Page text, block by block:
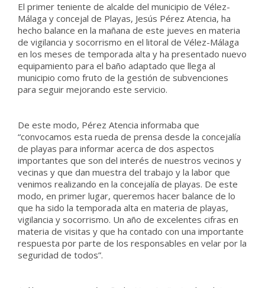
El primer teniente de alcalde del municipio de Vélez-
Málaga y concejal de Playas, Jesús Pérez Atencia, ha
hecho balance en la mañana de este jueves en materia
de vigilancia y socorrismo en el litoral de Vélez-Málaga
en los meses de temporada alta y ha presentado nuevo
equipamiento para el baño adaptado que llega al
municipio como fruto de la gestión de subvenciones
para seguir mejorando este servicio.
De este modo, Pérez Atencia informaba que
“convocamos esta rueda de prensa desde la concejalía
de playas para informar acerca de dos aspectos
importantes que son del interés de nuestros vecinos y
vecinas y que dan muestra del trabajo y la labor que
venimos realizando en la concejalía de playas. De este
modo, en primer lugar, queremos hacer balance de lo
que ha sido la temporada alta en materia de playas,
vigilancia y socorrismo. Un año de excelentes cifras en
materia de visitas y que ha contado con una importante
respuesta por parte de los responsables en velar por la
seguridad de todos”.